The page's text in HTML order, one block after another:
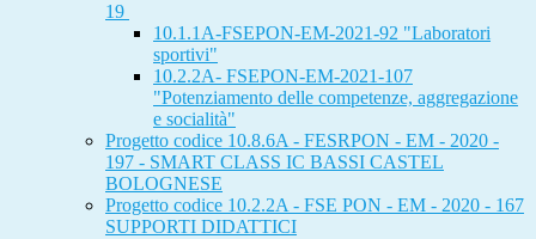
19
10.1.1A-FSEPON-EM-2021-92 "Laboratori
sportivi"
10.2.2A- FSEPON-EM-2021-107
"Potenziamento delle competenze, aggregazione
e socialità"
Progetto codice 10.8.6A - FESRPON - EM - 2020 -
197 - SMART CLASS IC BASSI CASTEL
BOLOGNESE
Progetto codice 10.2.2A - FSE PON - EM - 2020 - 167
SUPPORTI DIDATTICI